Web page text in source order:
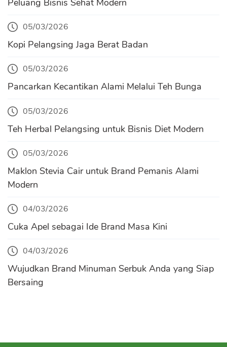
Peluang Bisnis Sehat Modern
05/03/2026
Kopi Pelangsing Jaga Berat Badan
05/03/2026
Pancarkan Kecantikan Alami Melalui Teh Bunga
05/03/2026
Teh Herbal Pelangsing untuk Bisnis Diet Modern
05/03/2026
Maklon Stevia Cair untuk Brand Pemanis Alami
Modern
04/03/2026
Cuka Apel sebagai Ide Brand Masa Kini
04/03/2026
Wujudkan Brand Minuman Serbuk Anda yang Siap
Bersaing